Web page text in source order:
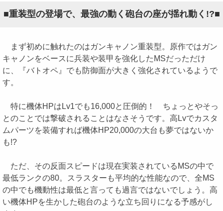
■重装型の登場で、最強の動く砲台の座が揺れ動く!?■
まず初めに触れたのはガンキャノン重装型。原作ではガン
キャノンをベースに兵装や装甲を強化したMSだっただけ
に、『バトオペ』でも防御面が大きく強化されているようで
す。
特に機体HPはLv1でも16,000と圧倒的！ ちょっとやそっ
とのことでは撃破されることはなさそうです。高Lvでカスタ
ムパーツを装備すれば機体HP20,000の大台も夢ではないか
も!?
ただ、その反面スピードは現在実装されているMSの中で
最低ランクの80。スラスターも平均的な性能なので、全MS
の中でも機動性は最低と言っても過言ではないでしょう。高
い機体HPを生かした砲台のような立ち回りになる予感がし